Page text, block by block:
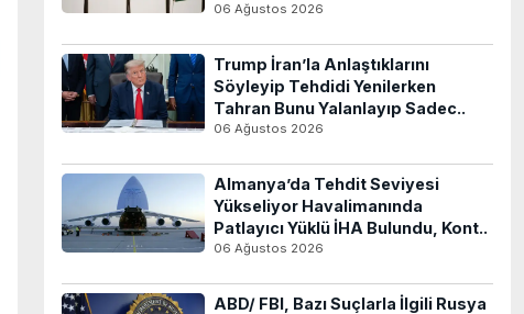
06 Ağustos 2026
Trump İran’la Anlaştıklarını
Söyleyip Tehdidi Yenilerken
Tahran Bunu Yalanlayıp Sadec..
06 Ağustos 2026
Almanya’da Tehdit Seviyesi
Yükseliyor Havalimanında
Patlayıcı Yüklü İHA Bulundu, Kont..
06 Ağustos 2026
ABD/ FBI, Bazı Suçlarla İlgili Rusya